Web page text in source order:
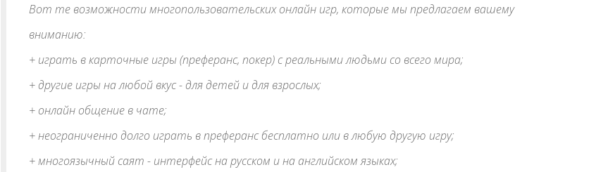
Вот те возможности многопользовательских онлайн игр, которые мы предлагаем вашему
вниманию:
+ играть в карточные игры (преферанс, покер) с реальными людьми со всего мира;
+ другие игры на любой вкус - для детей и для взрослых;
+ онлайн общение в чате;
+ неограниченно долго играть в преферанс бесплатно или в любую другую игру;
+ многоязычный саят - интерфейс на русском и на английском языках;